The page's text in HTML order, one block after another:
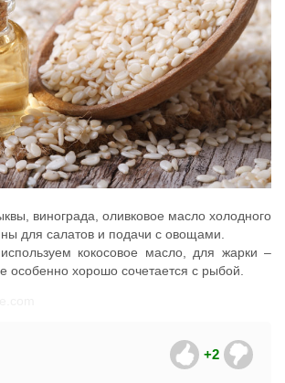
винограда, оливковое масло холодного
для салатов и подачи с овощами.
кокосовое масло, для жарки –
особенно хорошо сочетается с рыбой.
+2